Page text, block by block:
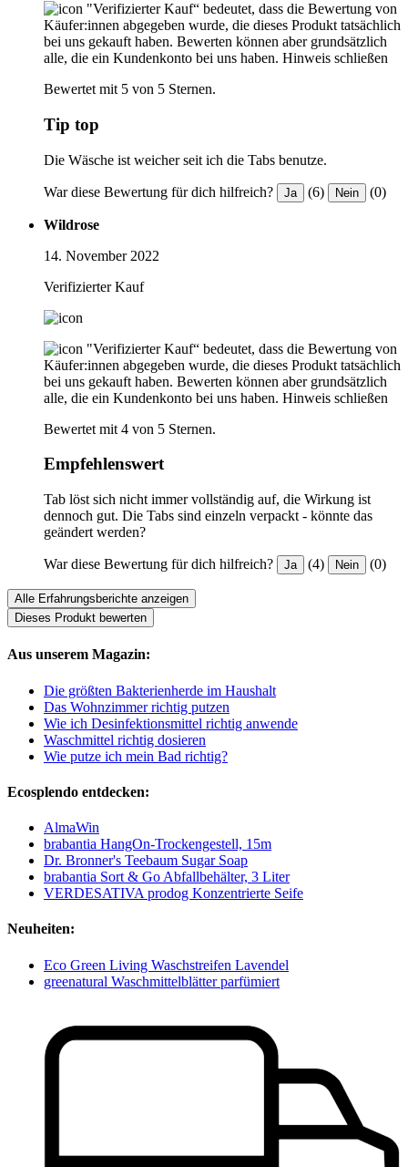
"Verifizierter Kauf“ bedeutet, dass die Bewertung von
Käufer:innen abgegeben wurde, die dieses Produkt tatsächlich
bei uns gekauft haben. Bewerten können aber grundsätzlich
alle, die ein Kundenkonto bei uns haben. Hinweis schließen
Bewertet mit 5 von 5 Sternen.
Tip top
Die Wäsche ist weicher seit ich die Tabs benutze.
War diese Bewertung für dich hilfreich? Ja (6) Nein (0)
Wildrose
14. November 2022
Verifizierter Kauf
"Verifizierter Kauf“ bedeutet, dass die Bewertung von
Käufer:innen abgegeben wurde, die dieses Produkt tatsächlich
bei uns gekauft haben. Bewerten können aber grundsätzlich
alle, die ein Kundenkonto bei uns haben. Hinweis schließen
Bewertet mit 4 von 5 Sternen.
Empfehlenswert
Tab löst sich nicht immer vollständig auf, die Wirkung ist
dennoch gut. Die Tabs sind einzeln verpackt - könnte das
geändert werden?
War diese Bewertung für dich hilfreich? Ja (4) Nein (0)
Alle Erfahrungsberichte anzeigen
Dieses Produkt bewerten
Aus unserem Magazin:
Die größten Bakterienherde im Haushalt
Das Wohnzimmer richtig putzen
Wie ich Desinfektionsmittel richtig anwende
Waschmittel richtig dosieren
Wie putze ich mein Bad richtig?
Ecosplendo entdecken:
AlmaWin
brabantia HangOn-Trockengestell, 15m
Dr. Bronner's Teebaum Sugar Soap
brabantia Sort & Go Abfallbehälter, 3 Liter
VERDESATIVA prodog Konzentrierte Seife
Neuheiten:
Eco Green Living Waschstreifen Lavendel
greenatural Waschmittelblätter parfümiert